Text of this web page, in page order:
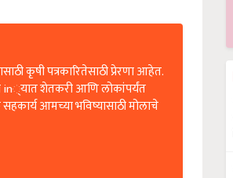
कृषी पत्रकारितेसाठी प्रेरणा आहेत.
in्यात शेतकरी आणि लोकांपर्यंत
आमच्या भविष्यासाठी मोलाचे